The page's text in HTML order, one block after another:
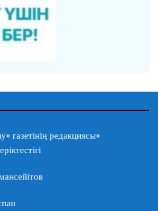
газетінің редакциясы»